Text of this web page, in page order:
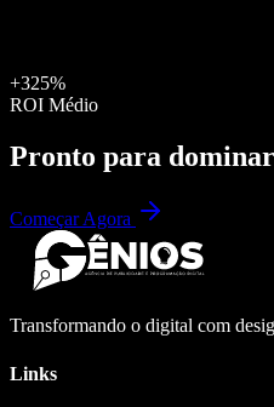
+325%
ROI Médio
Pronto para dominar
Começar Agora
Transformando o digital com
Links